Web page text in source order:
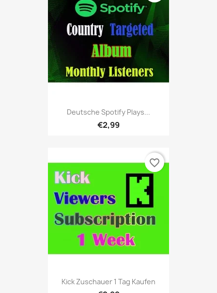
Deutsche Spotify Plays...
€2,99
Kick Zuschauer 1 Tag Kaufen
favorite_border